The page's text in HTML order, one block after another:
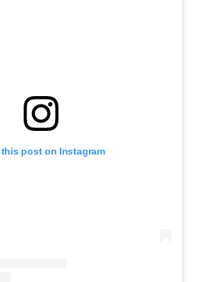
this post on Instagram